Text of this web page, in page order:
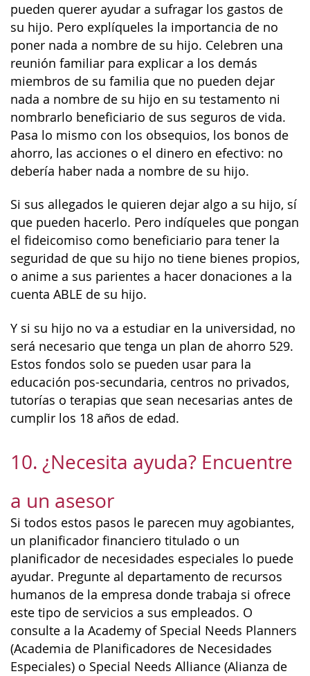
pueden querer ayudar a sufragar los gastos de
su hijo. Pero explíqueles la importancia de no
poner nada a nombre de su hijo. Celebren una
reunión familiar para explicar a los demás
miembros de su familia que no pueden dejar
nada a nombre de su hijo en su testamento ni
nombrarlo beneficiario de sus seguros de vida.
Pasa lo mismo con los obsequios, los bonos de
ahorro, las acciones o el dinero en efectivo: no
debería haber nada a nombre de su hijo.
Si sus allegados le quieren dejar algo a su hijo, sí
que pueden hacerlo. Pero indíqueles que pongan
el fideicomiso como beneficiario para tener la
seguridad de que su hijo no tiene bienes propios,
o anime a sus parientes a hacer donaciones a la
cuenta ABLE de su hijo.
Y si su hijo no va a estudiar en la universidad, no
será necesario que tenga un plan de ahorro 529.
Estos fondos solo se pueden usar para la
educación pos-secundaria, centros no privados,
tutorías o terapias que sean necesarias antes de
cumplir los 18 años de edad.
10. ¿Necesita ayuda? Encuentre
a un asesor
Si todos estos pasos le parecen muy agobiantes,
un planificador financiero titulado o un
planificador de necesidades especiales lo puede
ayudar. Pregunte al departamento de recursos
humanos de la empresa donde trabaja si ofrece
este tipo de servicios a sus empleados. O
consulte a la Academy of Special Needs Planners
(Academia de Planificadores de Necesidades
Especiales) o Special Needs Alliance (Alianza de